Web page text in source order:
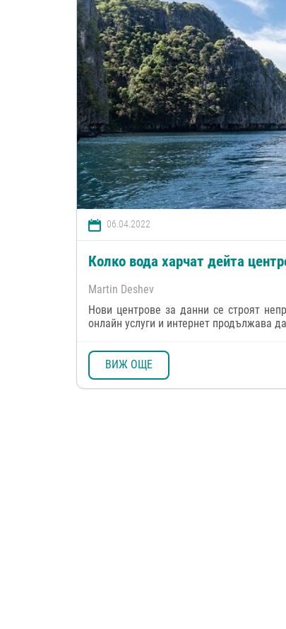
06.04.2022
Колко вода харчат дейта
Martin Deshev
Нови центрове за данни се строят
онлайн услуги и интернет продължава
ВИЖ ОЩЕ